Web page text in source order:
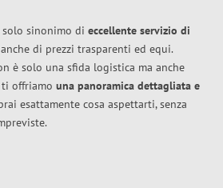
solo sinonimo di eccellente servizio di
anche di prezzi trasparenti ed equi.
è solo una sfida logistica ma anche
ti offriamo una panoramica dettagliata e
esattamente cosa aspettarti, senza